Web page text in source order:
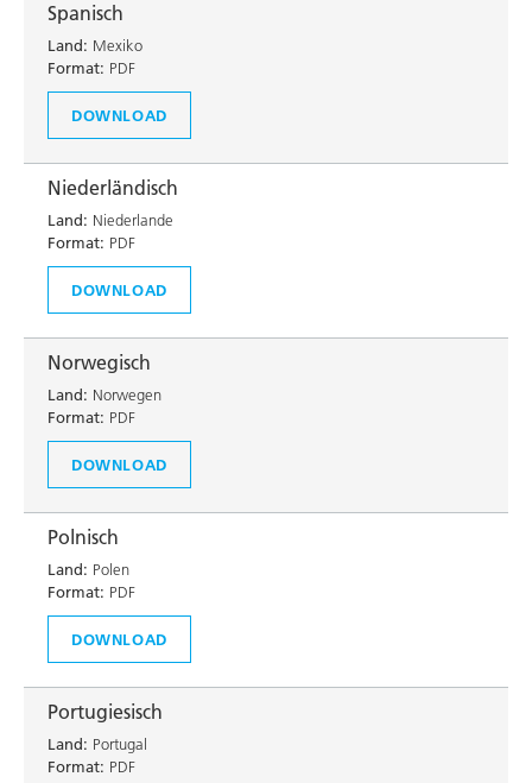
Spanisch
Land: Mexiko
Format: PDF
DOWNLOAD
Niederländisch
Land: Niederlande
Format: PDF
DOWNLOAD
Norwegisch
Land: Norwegen
Format: PDF
DOWNLOAD
Polnisch
Land: Polen
Format: PDF
DOWNLOAD
Portugiesisch
Land: Portugal
Format: PDF